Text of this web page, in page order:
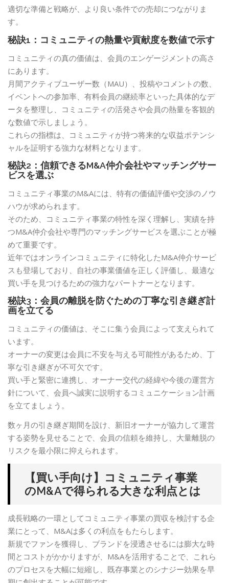
適切な準備と戦略が、より良い条件での売却につながりま
す。
秘訣1：コミュニティの熱量や貢献度を数値で示す
コミュニティの真の価値は、会員のエンゲージメントの高さ
にあります。
月間アクティブユーザー数（MAU）、投稿やコメントの数、
イベントへの参加率、有料会員の継続率といった具体的なデ
ータを整理し、コミュニティの活発さや会員の熱量を客観的
な数値で示しましょう。
これらの指標は、コミュニティが持つ将来的な収益ポテンシ
ャルを証明する強力な材料となります。
秘訣2：信頼できるM&A仲介会社やマッチングサー
ビスを選ぶ
コミュニティ事業のM&Aには、特有の価値評価や交渉のノウ
ハウが求められます。
そのため、コミュニティ事業の特性を深く理解し、実績を持
つM&A仲介会社や専門のマッチングサービスを選ぶことが極
めて重要です。
近年ではオンラインコミュニティに特化したM&A仲介サービ
スも登場しており、自社の事業価値を正しく評価し、最適な
買い手を見つけるための強力なパートナーとなります。
秘訣3：会員の離脱を防ぐための丁寧な引き継ぎ計
画を立てる
コミュニティの価値は、そこに集う会員によって支えられて
います。
オーナーの変更は会員に不安を与える可能性があるため、丁
寧な引き継ぎが不可欠です。
買い手と緊密に連携し、オーナー交代の経緯や今後の運営方
針について、会員へ誠実に説明するコミュニケーション計画
を立てましょう。
数ヶ月の引き継ぎ期間を設け、新旧オーナーが協力して運営
する姿勢を見せることで、会員の信頼を維持し、大量離脱の
リスクを最小限に抑えられます。
【買い手向け】コミュニティ事業
のM&Aで得られる大きな利点とは
成長戦略の一環としてコミュニティ事業の買収を検討する企
業にとって、M&Aは多くの利点をもたらします。
新規でファンを獲得し、ブランドを浸透させるには膨大な時
間とコストがかかりますが、M&Aを活用することで、これら
のプロセスを大幅に短縮し、既存事業とのシナジー効果を早